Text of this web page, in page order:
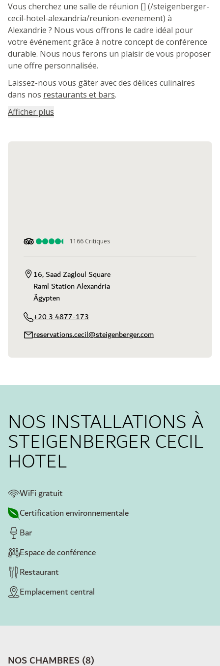
Vous cherchez une salle de réunion [] (/steigenberger-
cecil-hotel-alexandria/reunion-evenement) à
Alexandrie ? Nous vous offrons le cadre idéal pour
votre événement grâce à notre concept de conférence
durable. Nous nous ferons un plaisir de vous proposer
une offre personnalisée.
Laissez-nous vous gâter avec des délices culinaires
dans nos restaurants et bars.
Afficher plus
1166 Critiques
16, Saad Zagloul Square
Raml Station Alexandria
Ägypten
+20 3 4877-173
reservations.cecil@steigenberger.com
NOS INSTALLATIONS À
STEIGENBERGER CECIL
HOTEL
WiFi gratuit
Certification environnementale
Bar
Espace de conférence
Restaurant
Emplacement central
NOS CHAMBRES(8)